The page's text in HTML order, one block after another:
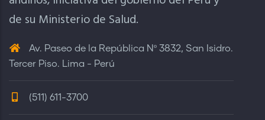
de su Ministerio de Salud.
Av. Paseo de la República Nº 3832, San Isidro.
Tercer Piso. Lima - Perú
(511) 611-3700